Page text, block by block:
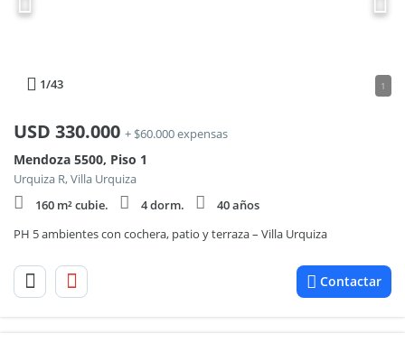
1/43 1
USD 330.000 + $60.000 expensas
Mendoza 5500, Piso 1
Urquiza R, Villa Urquiza
160 m² cubie.
4 dorm.
40 años
PH 5 ambientes con cochera, patio y terraza – Villa Urquiza
Contactar